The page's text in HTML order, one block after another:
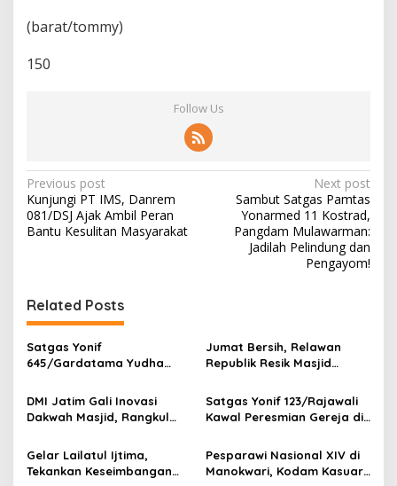
(barat/tommy)
150
Follow Us
P
o
s
a
v
i
a
i
Previous post
Kunjungi PT IMS, Danrem
081/DSJ Ajak Ambil Peran
Bantu Kesulitan Masyarakat
Next post
Sambut Satgas Pamtas
Yonarmed 11 Kostrad,
Pangdam Mulawarman:
Jadilah Pelindung dan
Pengayom!
Related Posts
Satgas Yonif
645/Gardatama Yudha
Distrik Airu
Jumat Bersih, Relawan
Republik Resik Masjid
Ponorogo
DMI Jatim Gali Inovasi
Dakwah Masjid, Rangkul
Satgas Yonif 123/Rajawali
Kawal Peresmian Gereja di
Warga Perkuat Stabilitas
Papua Selatan
Gelar Lailatul Ijtima,
Tekankan Keseimbangan
Pesparawi Nasional XIV di
Manokwari, Kodam Kasuari